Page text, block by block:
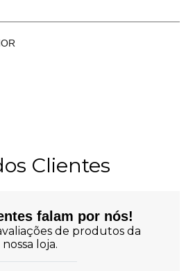
Clientes
falam por nós!
de produtos da
nossa loja.